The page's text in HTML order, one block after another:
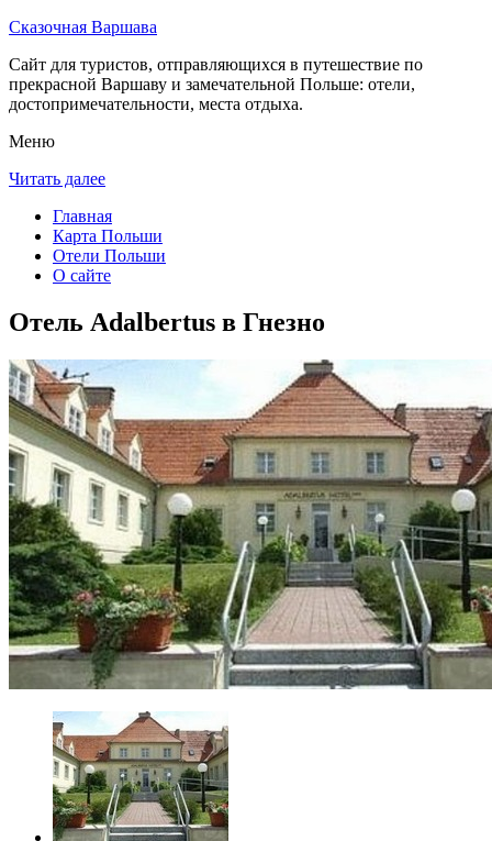
Сказочная Варшава
Сайт для туристов, отправляющихся в путешествие по
прекрасной Варшаву и замечательной Польше: отели,
достопримечательности, места отдыха.
Меню
Читать далее
Главная
Карта Польши
Отели Польши
О сайте
Отель Adalbertus в Гнезно